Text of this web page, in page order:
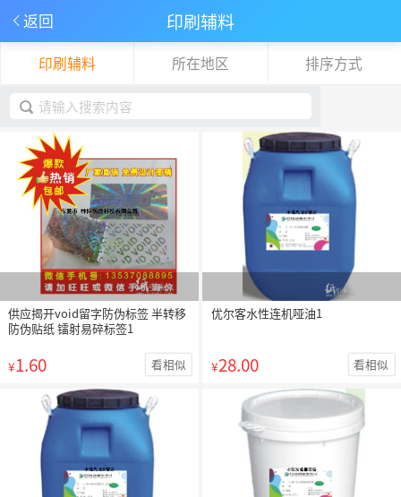
返回 印刷辅料
印刷辅料 所在地区 排序方式
下拉刷新
供应揭开void留字防伪标签 半转移
防伪贴纸 镭射易碎标签1
¥1.60 看相似
优尔客水性连机哑油1
¥28.00 看相似